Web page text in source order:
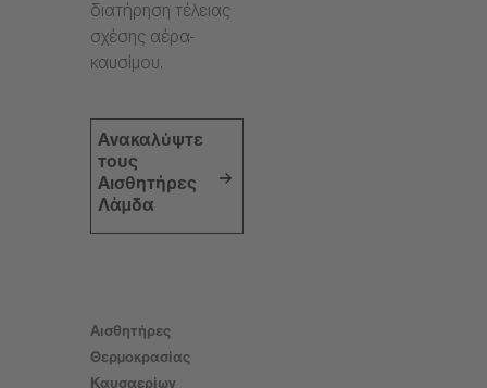
διατήρηση τέλειας
σχέσης αέρα-
καυσίμου.
Ανακαλύψτε
τους
Αισθητήρες
Λάμδα
Αισθητήρες
Θερμοκρασίας